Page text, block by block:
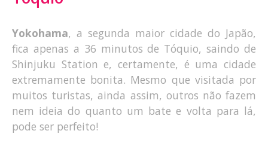
Yokohama, a segunda maior cidade do Japão,
fica apenas a 36 minutos de Tóquio, saindo de
Shinjuku Station e, certamente, é uma cidade
extremamente bonita. Mesmo que visitada por
muitos turistas, ainda assim, outros não fazem
nem ideia do quanto um bate e volta para lá,
pode ser perfeito!